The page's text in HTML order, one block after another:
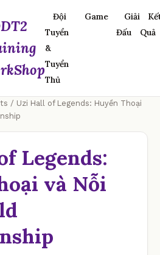
Đội
Tuyển
&
Tuyển
Thủ
Game
Giải
Đấu
Quả
/ Uzi Hall of Legends: Huyền Thoại
Legends:
và Nỗi